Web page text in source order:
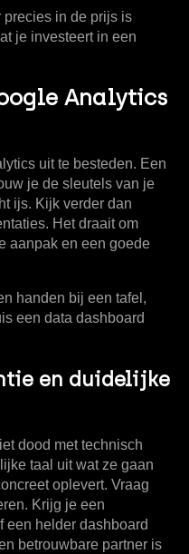
precies in de prijs is
je investeert in een
Analytics
uit te besteden. Een
je de sleutels van je
ijs. Kijk verder dan
Het draait om
aanpak en een goede
en duidelijke
dood met technisch
taal uit wat ze gaan
oplevert. Vraag
Krijg je een
een helder dashboard
betrouwbare partner is